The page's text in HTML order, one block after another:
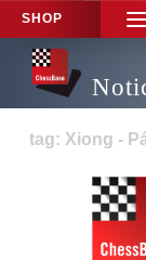
SHOP
tag: Xiong -